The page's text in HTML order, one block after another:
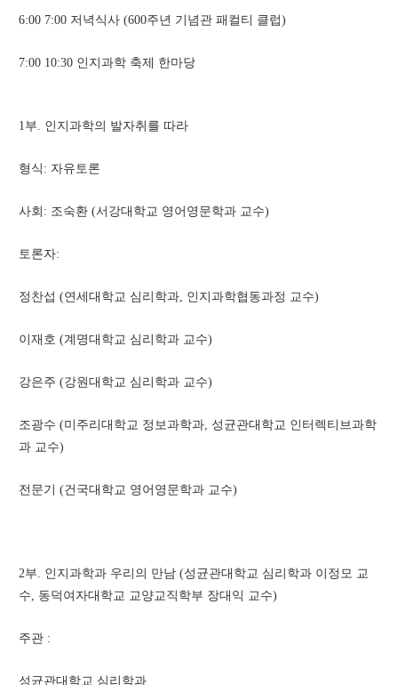
6:00 7:00 저녁식사 (600주년 기념관 패컬티 클럽)
7:00 10:30 인지과학 축제 한마당
1부. 인지과학의 발자취를 따라
형식: 자유토론
사회: 조숙환 (서강대학교 영어영문학과 교수)
토론자:
정찬섭 (연세대학교 심리학과, 인지과학협동과정 교수)
이재호 (계명대학교 심리학과 교수)
강은주 (강원대학교 심리학과 교수)
조광수 (미주리대학교 정보과학과, 성균관대학교 인터렉티브과학
과 교수)
전문기 (건국대학교 영어영문학과 교수)
2부. 인지과학과 우리의 만남 (성균관대학교 심리학과 이정모 교
수, 동덕여자대학교 교양교직학부 장대익 교수)
주관 :
성균관대학교 심리학과